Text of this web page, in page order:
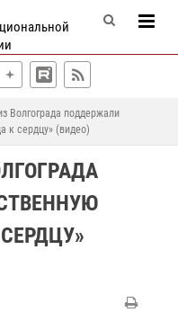
Волгограда поддержали
к сердцу» (видео)